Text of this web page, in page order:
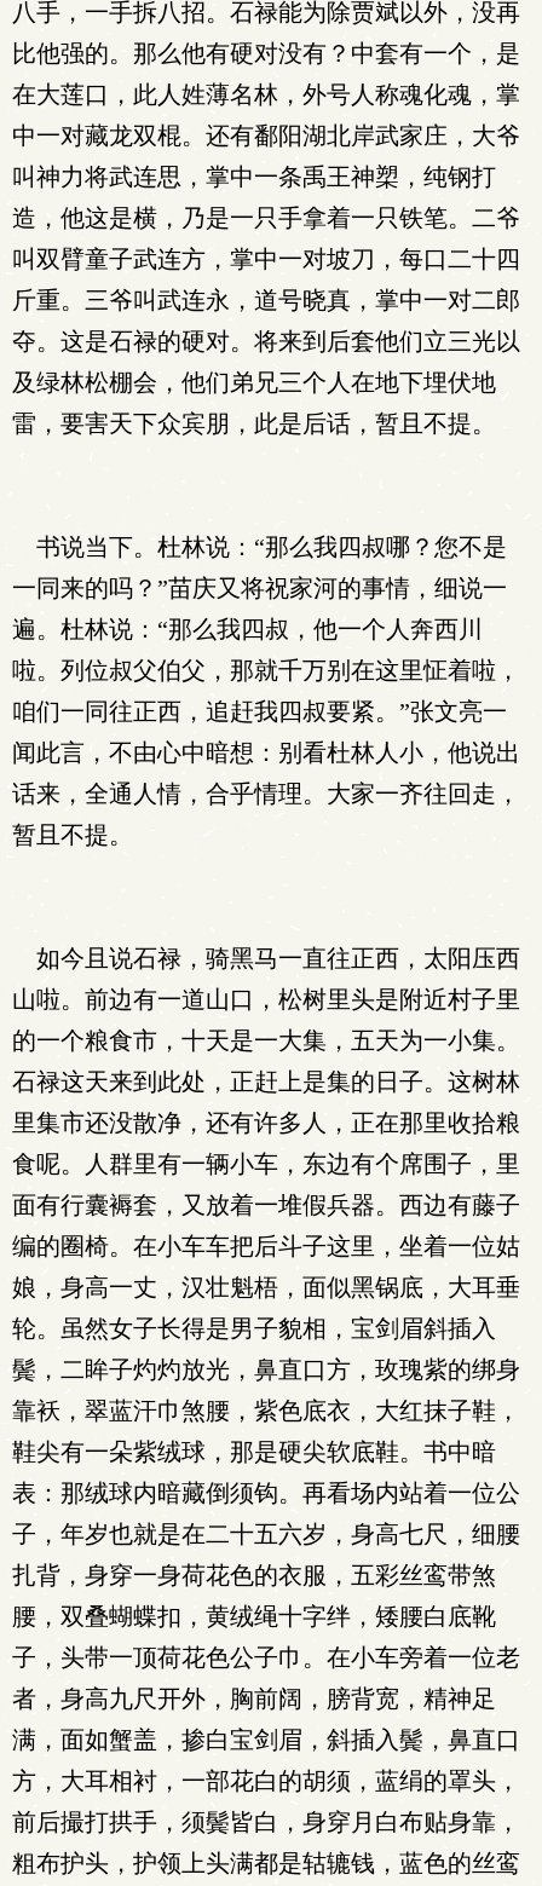
八手，一手拆八招。石禄能为除贾斌以外，没再
比他强的。那么他有硬对没有？中套有一个，是
在大莲口，此人姓薄名林，外号人称魂化魂，掌
中一对藏龙双棍。还有鄱阳湖北岸武家庄，大爷
叫神力将武连思，掌中一条禹王神槊，纯钢打
造，他这是横，乃是一只手拿着一只铁笔。二爷
叫双臂童子武连方，掌中一对坡刀，每口二十四
斤重。三爷叫武连永，道号晓真，掌中一对二郎
夺。这是石禄的硬对。将来到后套他们立三光以
及绿林松棚会，他们弟兄三个人在地下埋伏地
雷，要害天下众宾朋，此是后话，暂且不提。
书说当下。杜林说：“那么我四叔哪？您不是
一同来的吗？”苗庆又将祝家河的事情，细说一
遍。杜林说：“那么我四叔，他一个人奔西川
啦。列位叔父伯父，那就千万别在这里怔着啦，
咱们一同往正西，追赶我四叔要紧。”张文亮一
闻此言，不由心中暗想：别看杜林人小，他说出
话来，全通人情，合乎情理。大家一齐往回走，
暂且不提。
如今且说石禄，骑黑马一直往正西，太阳压西
山啦。前边有一道山口，松树里头是附近村子里
的一个粮食市，十天是一大集，五天为一小集。
石禄这天来到此处，正赶上是集的日子。这树林
里集市还没散净，还有许多人，正在那里收拾粮
食呢。人群里有一辆小车，东边有个席围子，里
面有行囊褥套，又放着一堆假兵器。西边有藤子
编的圈椅。在小车车把后斗子这里，坐着一位姑
娘，身高一丈，汉壮魁梧，面似黑锅底，大耳垂
轮。虽然女子长得是男子貌相，宝剑眉斜插入
鬓，二眸子灼灼放光，鼻直口方，玫瑰紫的绑身
靠袄，翠蓝汗巾煞腰，紫色底衣，大红抹子鞋，
鞋尖有一朵紫绒球，那是硬尖软底鞋。书中暗
表：那绒球内暗藏倒须钩。再看场内站着一位公
子，年岁也就是在二十五六岁，身高七尺，细腰
扎背，身穿一身荷花色的衣服，五彩丝鸾带煞
腰，双叠蝴蝶扣，黄绒绳十字绊，矮腰白底靴
子，头带一顶荷花色公子巾。在小车旁着一位老
者，身高九尺开外，胸前阔，膀背宽，精神足
满，面如蟹盖，掺白宝剑眉，斜插入鬓，鼻直口
方，大耳相衬，一部花白的胡须，蓝绢的罩头，
前后撮打拱手，须鬓皆白，身穿月白布贴身靠，
粗布护头，护领上头满都是轱辘钱，蓝色的丝鸾